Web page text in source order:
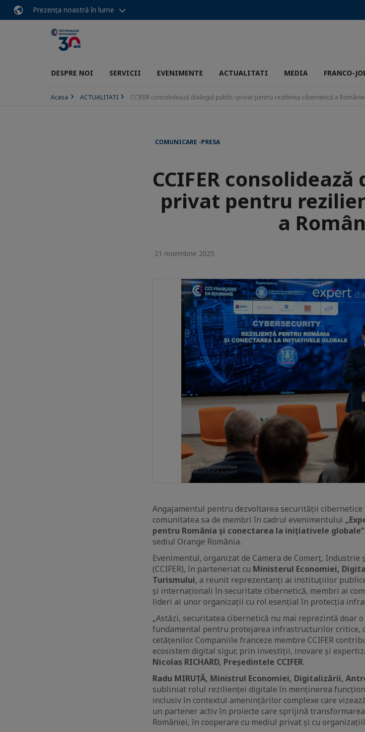
Prezența noastră în lume
DESPRE NOI SERVICII EVENIMENTE ACTUALITATI MEDIA FRANCO-
Acasa ACTUALITATI CCIFER consolidează dialogul public–privat pentru reziliența cibernetică a României
COMUNICARE -PRESA
CCIFER
privat pentru
a
21 noiembrie 2025
Angajamentul pentru dezvoltarea securității cibernetice
comunitatea sa de membri în cadrul evenimentului
pentru România și conectarea la inițiativele globale”
sediul Orange România.
Evenimentul, organizat de Camera de Comerț, Industrie
(CCIFER), în parteneriat cu Ministerul Economiei,
Turismului, a reunit reprezentanți ai instituțiilor
și internaționali în securitate cibernetică, membri ai
lideri ai unor organizații cu rol esențial în protecția
„Astăzi, securitatea cibernetică nu mai reprezintă doar
fundamental pentru protejarea infrastructurilor critice,
cetățenilor. Companiile franceze membre CCIFER
ecosistem digital sigur, prin investiții, inovare și
Nicolas RICHARD, Președintele CCIFER.
Radu MIRUȚĂ, Ministrul Economiei, Digitalizării,
subliniat rolul rezilienței digitale în menținerea
inclusiv în contextul amenințărilor complexe care
un partener activ în proiecte care sprijină
României, în cooperare cu mediul privat și cu